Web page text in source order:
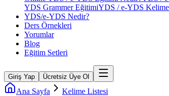
YDS Grammer EğitimiYDS / e-YDS
YDS/e-YDS Nedir?
Ders Örnekleri
Yorumlar
Blog
Eğitim Setleri
Giriş Yap Ücretsiz Üye Ol
Ana Sayfa Kelime Listesi